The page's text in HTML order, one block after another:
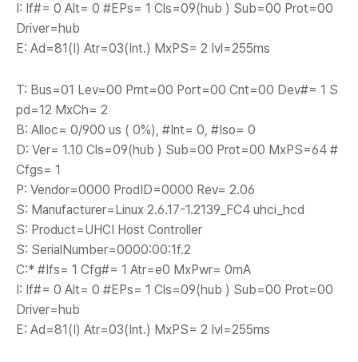
I: If#= 0 Alt= 0 #EPs= 1 Cls=09(hub ) Sub=00 Prot=00
Driver=hub
E: Ad=81(I) Atr=03(Int.) MxPS= 2 Ivl=255ms
T: Bus=01 Lev=00 Prnt=00 Port=00 Cnt=00 Dev#= 1 S
pd=12 MxCh= 2
B: Alloc= 0/900 us ( 0%), #Int= 0, #Iso= 0
D: Ver= 1.10 Cls=09(hub ) Sub=00 Prot=00 MxPS=64 #
Cfgs= 1
P: Vendor=0000 ProdID=0000 Rev= 2.06
S: Manufacturer=Linux 2.6.17-1.2139_FC4 uhci_hcd
S: Product=UHCI Host Controller
S: SerialNumber=0000:00:1f.2
C:* #Ifs= 1 Cfg#= 1 Atr=e0 MxPwr= 0mA
I: If#= 0 Alt= 0 #EPs= 1 Cls=09(hub ) Sub=00 Prot=00
Driver=hub
E: Ad=81(I) Atr=03(Int.) MxPS= 2 Ivl=255ms